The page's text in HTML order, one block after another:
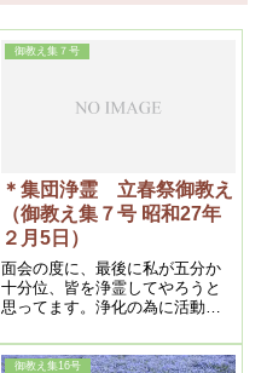
御教え集７号
＊集団浄霊 立春祭御教え
（御教え集７号 昭和27年
２月5日）
面会の度に、最後に私が五分か
十分位、皆を浄霊してやろうと
思ってます。浄化の為に活動に
御教え集16号